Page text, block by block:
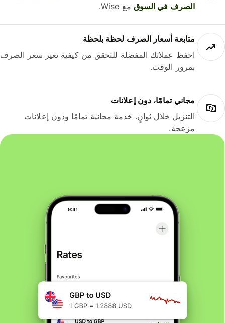
الصرف في السوقمع Wise.
متابعة أسعار الصرف لحظة بلحظة
احفظ عملاتك المفضلة للتحقق من كيفية تغير سعر الصرف
بمرور الوقت.
مجاني تمامًا، دون إعلانات
التنزيل خلال ثوانٍ. خدمة مجانية تمامًا ودون إعلانات
مزعجة.